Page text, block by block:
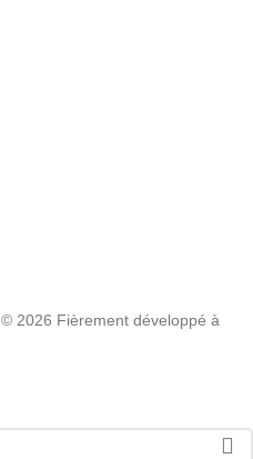
© 2026 Fièrement développé à